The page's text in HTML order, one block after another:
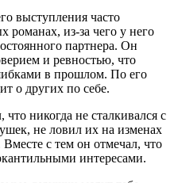
выступления часто
романах, из-за чего у него
партнера. Он
и ревностью, что
в прошлом. По его
о других по себе.
никогда не сталкивался с
не ловил их на изменах
с тем он отмечал, что
интересами.